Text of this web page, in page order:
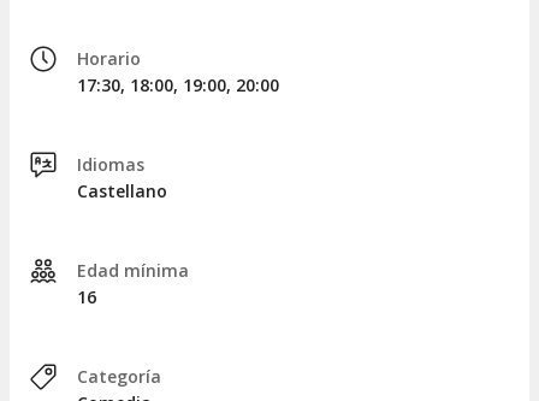
Horario
17:30, 18:00, 19:00, 20:00
Idiomas
Castellano
Edad mínima
16
Categoría